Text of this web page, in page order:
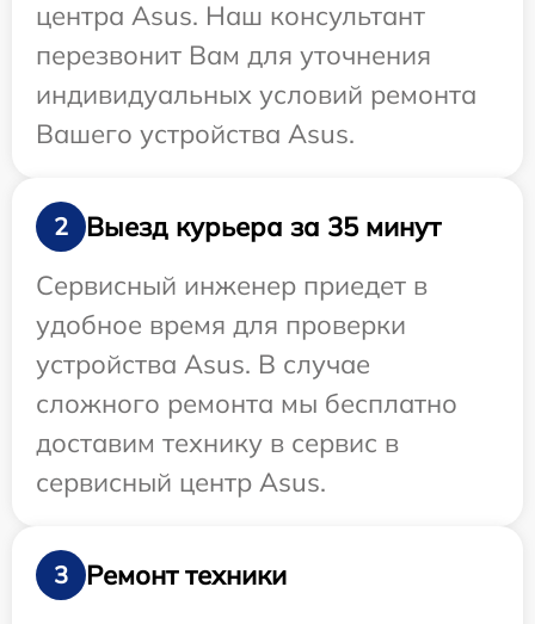
центра Asus. Наш консультант
перезвонит Вам для уточнения
индивидуальных условий ремонта
Вашего устройства Asus.
2
Выезд курьера за 35 минут
Сервисный инженер приедет в
удобное время для проверки
устройства Asus. В случае
сложного ремонта мы бесплатно
доставим технику в сервис в
сервисный центр Asus.
3
Ремонт техники